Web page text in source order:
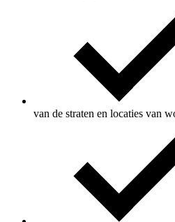
van de straten en locaties van